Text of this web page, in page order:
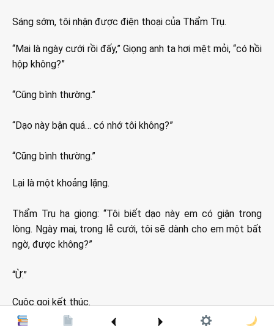
Sáng sớm, tôi nhận được điện thoại của Thẩm Trụ.
“Mai là ngày cưới rồi đấy,” Giọng anh ta hơi mệt mỏi, “có hồi
hộp không?”
“Cũng bình thường.”
“Dạo này bận quá… có nhớ tôi không?”
“Cũng bình thường.”
Lại là một khoảng lặng.
Thẩm Trụ hạ giọng: “Tôi biết dạo này em có giận trong
lòng. Ngày mai, trong lễ cưới, tôi sẽ dành cho em một bất
ngờ, được không?”
“Ừ.”
Cuộc gọi kết thúc.